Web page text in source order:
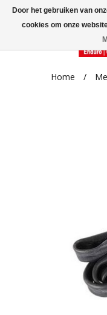
Home /
Door het gebruiken van
cookies om onze